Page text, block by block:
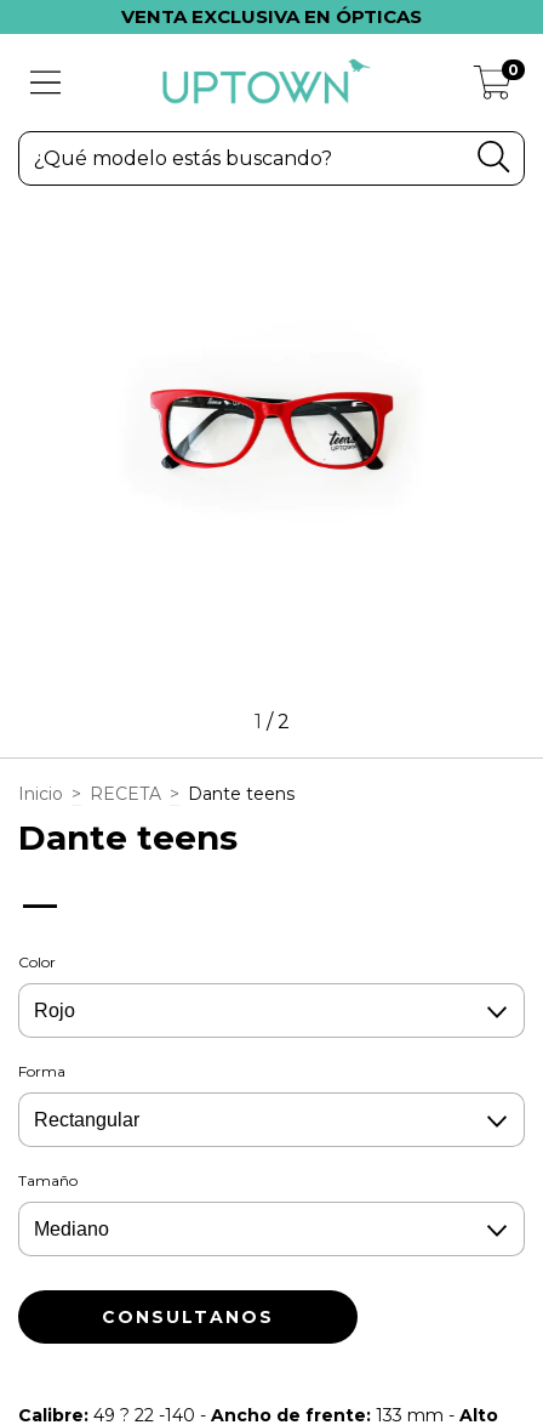
VENTA EXCLUSIVA EN ÓPTICAS
0
1 /2
Inicio > RECETA > Dante teens
Dante teens
—
Color
Forma
Tamaño
Calibre: 49 ? 22 -140 - Ancho de frente: 133 mm - Alto